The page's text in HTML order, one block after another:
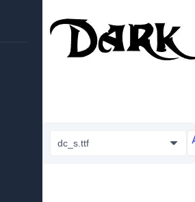
dc_s.ttf